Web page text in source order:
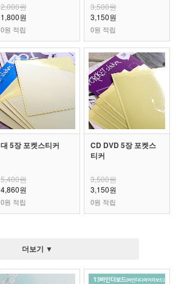
2,000원
1,800원
0원 적립
3,500원
3,150원
0원 적립
대 5장 포켓스티커
5,400원
4,860원
0원 적립
CD DVD 5장 포켓스
티커
3,500원
3,150원
0원 적립
더보기 ▼